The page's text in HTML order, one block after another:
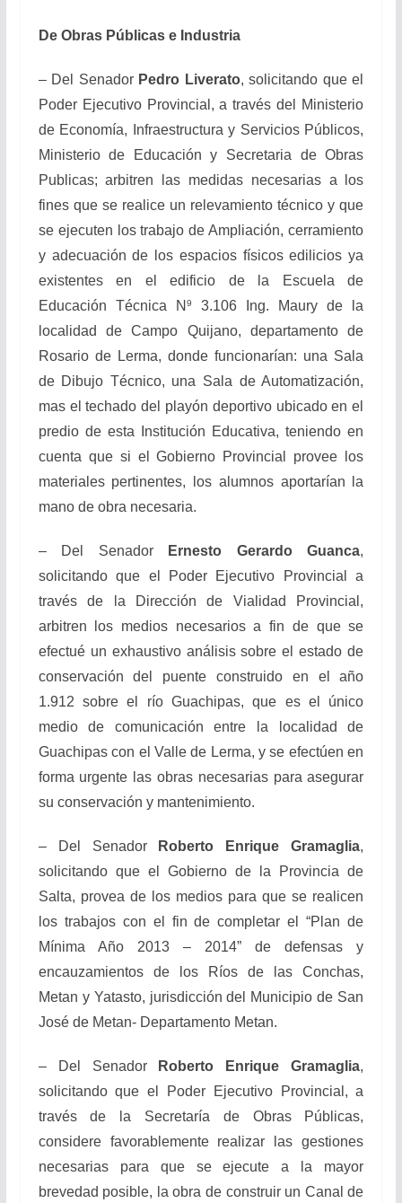
De Obras Públicas e Industria
– Del Senador Pedro Liverato, solicitando que el
Poder Ejecutivo Provincial, a través del Ministerio
de Economía, Infraestructura y Servicios Públicos,
Ministerio de Educación y Secretaria de Obras
Publicas; arbitren las medidas necesarias a los
fines que se realice un relevamiento técnico y que
se ejecuten los trabajo de Ampliación, cerramiento
y adecuación de los espacios físicos edilicios ya
existentes en el edificio de la Escuela de
Educación Técnica N 9
3.106 Ing. Maury de la
localidad de Campo Quijano, departamento de
Rosario de Lerma, donde funcionarían: una Sala
de Dibujo Técnico, una Sala de Automatización,
mas el techado del playón deportivo ubicado en el
predio de esta Institución Educativa, teniendo en
cuenta que si el Gobierno Provincial provee los
materiales pertinentes, los alumnos aportarían la
mano de obra necesaria.
– Del Senador Ernesto Gerardo Guanca,
solicitando que el Poder Ejecutivo Provincial a
través de la Dirección de Vialidad Provincial,
arbitren los medios necesarios a fin de que se
efectué un exhaustivo análisis sobre el estado de
conservación del puente construido en el año
1.912 sobre el río Guachipas, que es el único
medio de comunicación entre la localidad de
Guachipas con el Valle de Lerma, y se efectúen en
forma urgente las obras necesarias para asegurar
su conservación y mantenimiento.
– Del Senador Roberto Enrique Gramaglia,
solicitando que el Gobierno de la Provincia de
Salta, provea de los medios para que se realicen
los trabajos con el fin de completar el “Plan de
Mínima Año 2013 – 2014” de defensas y
encauzamientos de los Ríos de las Conchas,
Metan y Yatasto, jurisdicción del Municipio de San
José de Metan- Departamento Metan.
– Del Senador Roberto Enrique Gramaglia,
solicitando que el Poder Ejecutivo Provincial, a
través de la Secretaría de Obras Públicas,
considere favorablemente realizar las gestiones
necesarias para que se ejecute a la mayor
brevedad posible, la obra de construir un Canal de